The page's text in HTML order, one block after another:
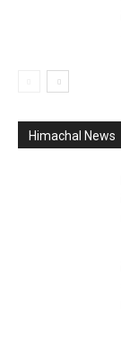
Himachal News